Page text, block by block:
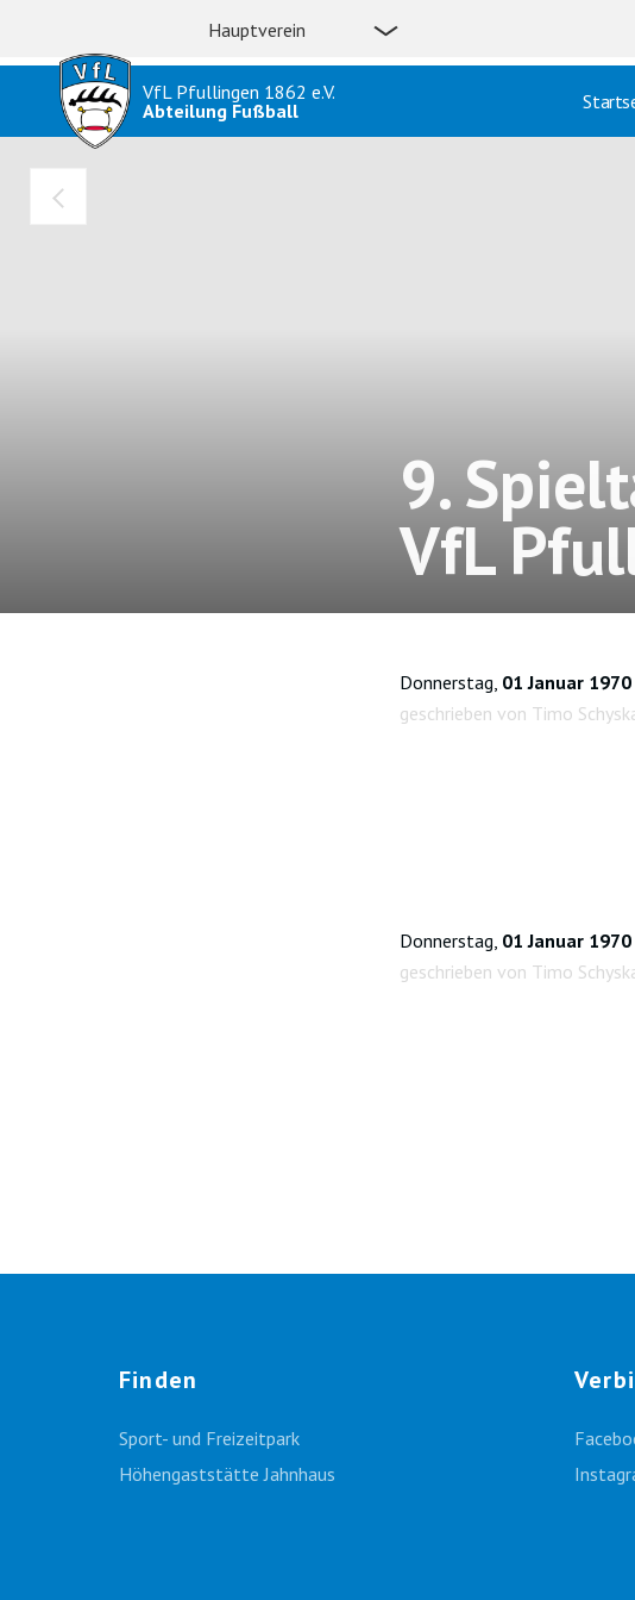
VfL Pfullingen 1862 e.V.
Abteilung Fußball
Hauptverein
9.
VfL
Donnerstag, 01 Januar 1970
geschrieben von Timo
Donnerstag, 01 Januar 1970
geschrieben von Timo
Finden
Sport- und Freizeitpark
Höhengaststätte Jahnhaus